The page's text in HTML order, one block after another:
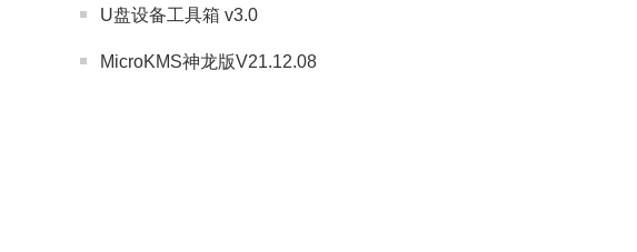
U盘设备工具箱 v3.0
MicroKMS神龙版V21.12.08